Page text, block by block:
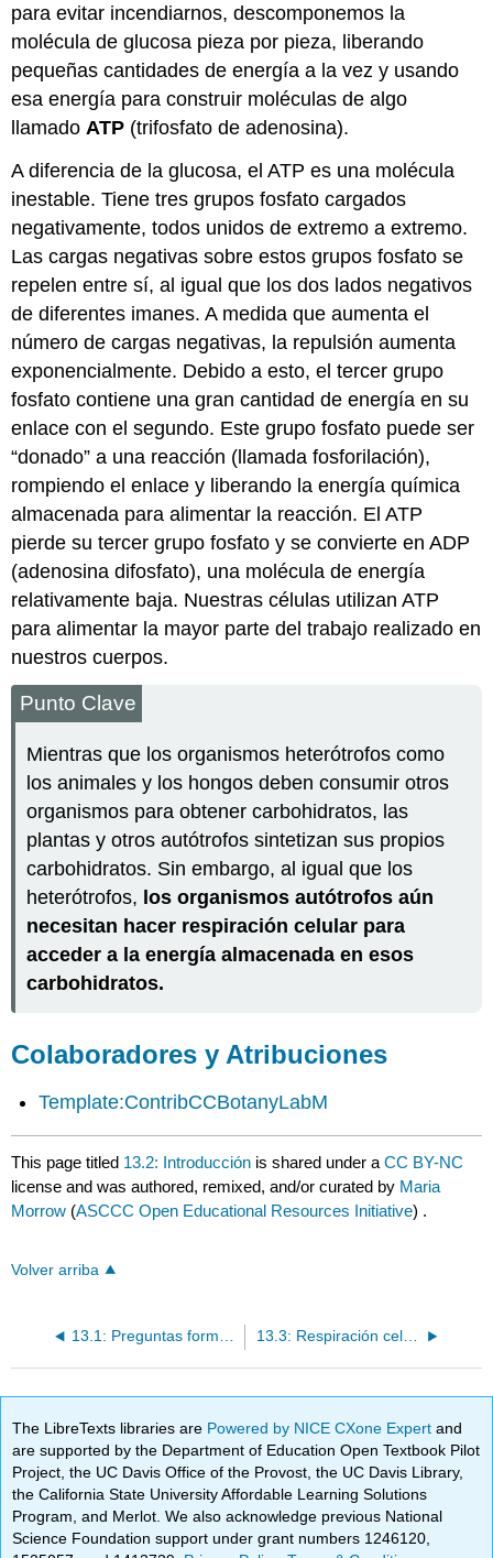
para evitar incendiarnos, descomponemos la
molécula de glucosa pieza por pieza, liberando
pequeñas cantidades de energía a la vez y usando
esa energía para construir moléculas de algo
llamado ATP (trifosfato de adenosina).
A diferencia de la glucosa, el ATP es una molécula
inestable. Tiene tres grupos fosfato cargados
negativamente, todos unidos de extremo a extremo.
Las cargas negativas sobre estos grupos fosfato se
repelen entre sí, al igual que los dos lados negativos
de diferentes imanes. A medida que aumenta el
número de cargas negativas, la repulsión aumenta
exponencialmente. Debido a esto, el tercer grupo
fosfato contiene una gran cantidad de energía en su
enlace con el segundo. Este grupo fosfato puede ser
“donado” a una reacción (llamada fosforilación),
rompiendo el enlace y liberando la energía química
almacenada para alimentar la reacción. El ATP
pierde su tercer grupo fosfato y se convierte en ADP
(adenosina difosfato), una molécula de energía
relativamente baja. Nuestras células utilizan ATP
para alimentar la mayor parte del trabajo realizado en
nuestros cuerpos.
Punto Clave
Mientras que los organismos heterótrofos como
los animales y los hongos deben consumir otros
organismos para obtener carbohidratos, las
plantas y otros autótrofos sintetizan sus propios
carbohidratos. Sin embargo, al igual que los
heterótrofos, los organismos autótrofos aún
necesitan hacer respiración celular para
acceder a la energía almacenada en esos
carbohidratos.
Colaboradores y Atribuciones
Template:ContribCCBotanyLabM
This page titled 13.2: Introducción is shared under aCC BY-NC
license and was authored, remixed, and/or curated by Maria
Morrow (ASCCC Open Educational Resources Initiative) .
Volver arriba
13.1: Preguntas formativas 13.3: Respiración celular
The LibreTexts libraries are Powered by NICE CXone Expertand
are supported by the Department of Education Open Textbook Pilot
Project, the UC Davis Office of the Provost, the UC Davis Library,
the California State University Affordable Learning Solutions
Program, and Merlot. We also acknowledge previous National
Science Foundation support under grant numbers 1246120,